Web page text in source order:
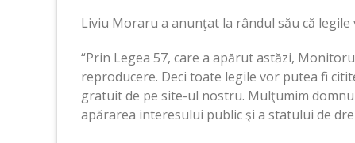
Liviu Moraru a anunţat la rândul său că
“Prin Legea 57, care a apărut astăzi,
reproducere. Deci toate legile vor putea fi
gratuit de pe site-ul nostru. Mulţumim
apărarea interesului public şi a statului de